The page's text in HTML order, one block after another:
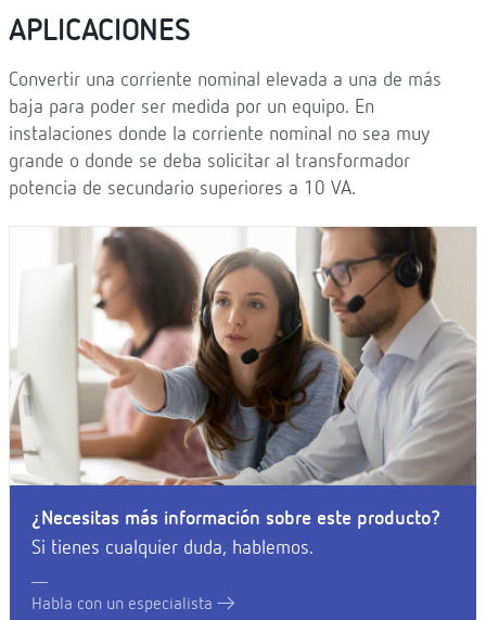
APLICACIONES
Convertir una corriente nominal elevada a una de más
baja para poder ser medida por un equipo. En
instalaciones donde la corriente nominal no sea muy
grande o donde se deba solicitar al transformador
potencia de secundario superiores a 10 VA.
¿Necesitas más información sobre este producto?
Si tienes cualquier duda, hablemos.
Habla con un especialista